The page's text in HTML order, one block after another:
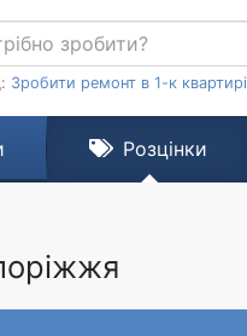
Зробити ремонт в 1-к квартирі
Розцінки